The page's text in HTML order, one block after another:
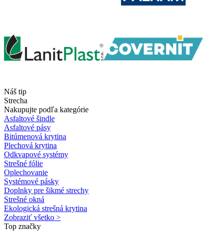
Náš tip
Strecha
Nakupujte podľa kategórie
Asfaltové šindle
Asfaltové pásy
Bitúmenová krytina
Plechová krytina
Odkvapové systémy
Strešné fólie
Oplechovanie
Systémové pásky
Doplnky pre šikmé strechy
Strešné okná
Ekologická strešná krytina
Zobraziť všetko >
Top značky